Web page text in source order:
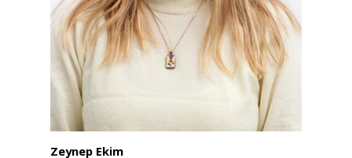
Zeynep Ekim